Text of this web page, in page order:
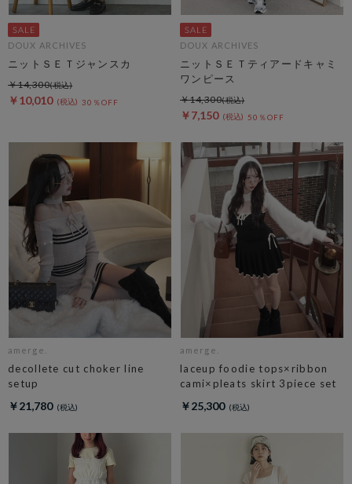
DOUX ARCHIVES
ニットＳＥＴジャンスカ
￥10,010 30％OFF
￥14,300
DOUX ARCHIVES
ニットＳＥＴティアードキャミ
ワンピース
￥7,150 50％OFF
￥14,300
amerge.
decollete cut choker line
setup
￥21,780
amerge.
laceup foodie tops×ribbon
cami×pleats skirt 3piece set
￥25,300